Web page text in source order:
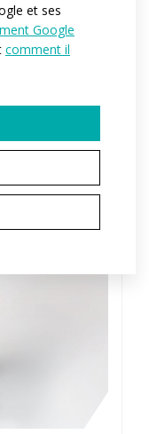
et ses
Google
comment il